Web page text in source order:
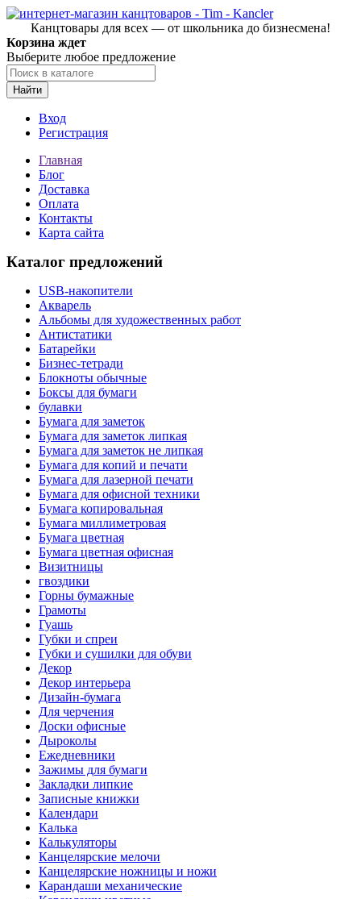
Канцтовары для всех — от школьника до бизнесмена!
Корзина ждет
Выберите любое предложение
Найти
Вход
Регистрация
Главная
Блог
Доставка
Оплата
Контакты
Карта сайта
Каталог предложений
USB-накопители
Акварель
Альбомы для художественных работ
Антистатики
Батарейки
Бизнес-тетради
Блокноты обычные
Боксы для бумаги
булавки
Бумага для заметок
Бумага для заметок липкая
Бумага для заметок не липкая
Бумага для копий и печати
Бумага для лазерной печати
Бумага для офисной техники
Бумага копировальная
Бумага миллиметровая
Бумага цветная
Бумага цветная офисная
Визитницы
гвоздики
Горны бумажные
Грамоты
Гуашь
Губки и спреи
Губки и сушилки для обуви
Декор
Декор интерьера
Дизайн-бумага
Для черчения
Доски офисные
Дыроколы
Ежедневники
Зажимы для бумаги
Закладки липкие
Записные книжки
Календари
Калька
Калькуляторы
Канцелярские мелочи
Канцелярские ножницы и ножи
Карандаши механические